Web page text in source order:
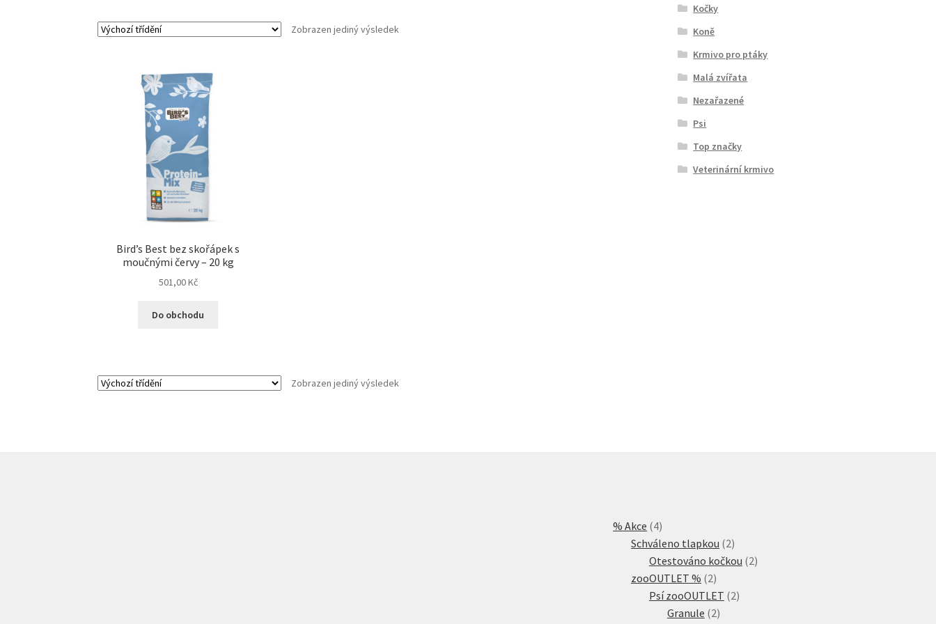
Zobrazen jediný výsledek
Bird’s Best bez skořápek s
moučnými červy – 20 kg
501,00Kč
Do obchodu
Zobrazen jediný výsledek
Kočky
Koně
Krmivo pro ptáky
Malá zvířata
Nezařazené
Psi
Top značky
Veterinární krmivo
% Akce 44
produkty
Schváleno tlapkou 22
produkty
Otestováno kočkou 22
zooOUTLET % 22
produkty
Psí zooOUTLET 22
Granule 22